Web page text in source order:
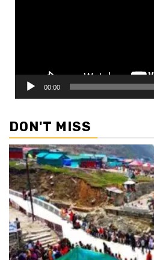
00:00
DON'T MISS